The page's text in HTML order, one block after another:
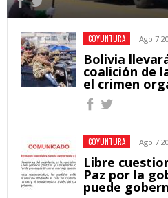
COYUNTURA Ago 7
Bolivia
coalición de
el crimen
COYUNTURA Ago 7
Libre
Paz por la
puede